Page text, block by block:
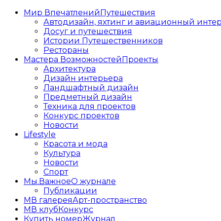
Мир Впечатлений Путешествия
Автодизайн, яхтинг и авиационный
Досуг и путешествия
Истории Путешественников
Рестораны
Мастера Возможностей Проекты
Архитектура
Дизайн интерьера
Ландшафтный дизайн
Предметный дизайн
Техника для проектов
Конкурс проектов
Новости
Lifestyle
Красота и мода
Культура
Новости
Спорт
Мы.ВажноеО журнале
Публикации
МВ галереяАрт-пространство
МВ клуб Конкурс
Купить номерЖурнал